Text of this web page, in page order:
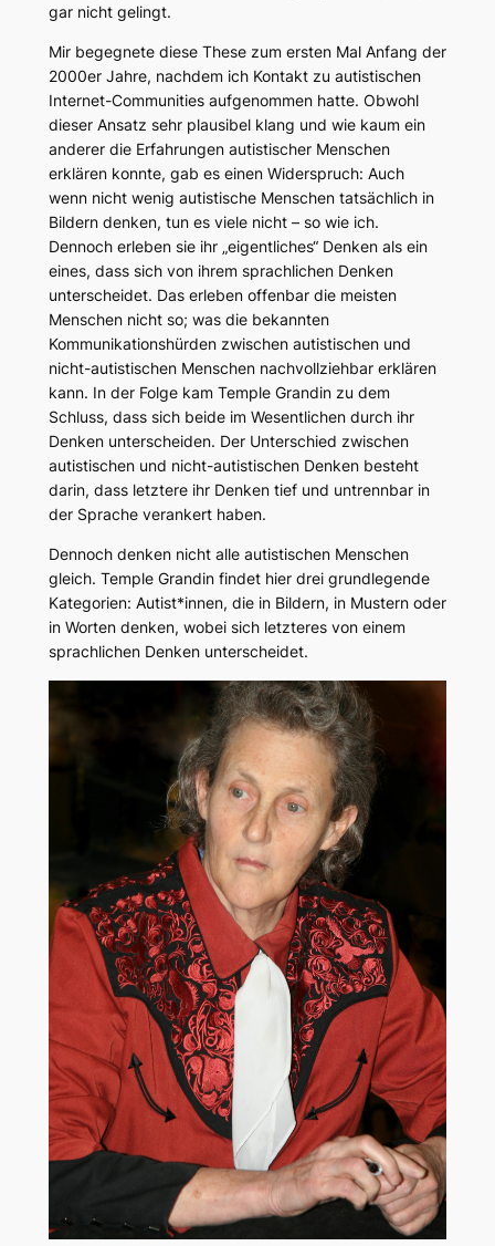
gar nicht gelingt.
Mir begegnete diese These zum ersten Mal Anfang der
2000er Jahre, nachdem ich Kontakt zu autistischen
Internet-Communities aufgenommen hatte. Obwohl
dieser Ansatz sehr plausibel klang und wie kaum ein
anderer die Erfahrungen autistischer Menschen
erklären konnte, gab es einen Widerspruch: Auch
wenn nicht wenig autistische Menschen tatsächlich in
Bildern denken, tun es viele nicht – so wie ich.
Dennoch erleben sie ihr „eigentliches“ Denken als ein
eines, dass sich von ihrem sprachlichen Denken
unterscheidet. Das erleben offenbar die meisten
Menschen nicht so; was die bekannten
Kommunikationshürden zwischen autistischen und
nicht-autistischen Menschen nachvollziehbar erklären
kann. In der Folge kam Temple Grandin zu dem
Schluss, dass sich beide im Wesentlichen durch ihr
Denken unterscheiden. Der Unterschied zwischen
autistischen und nicht-autistischen Denken besteht
darin, dass letztere ihr Denken tief und untrennbar in
der Sprache verankert haben.
Dennoch denken nicht alle autistischen Menschen
gleich. Temple Grandin findet hier drei grundlegende
Kategorien: Autist*innen, die in Bildern, in Mustern oder
in Worten denken, wobei sich letzteres von einem
sprachlichen Denken unterscheidet.